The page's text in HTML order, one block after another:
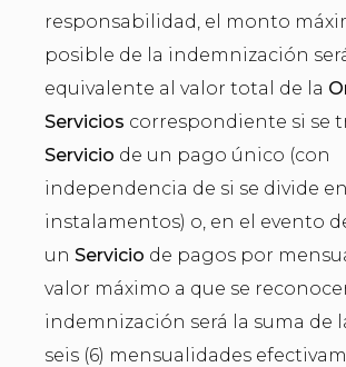
responsabilidad, el monto
posible de la indemnización
equivalente al valor total de la
Servicios correspondiente si se
Servicio de un pago único (con
independencia de si se divide
instalamentos) o, en el evento
un Servicio de pagos por
valor máximo a que se
indemnización será la suma de
seis (6) mensualidades